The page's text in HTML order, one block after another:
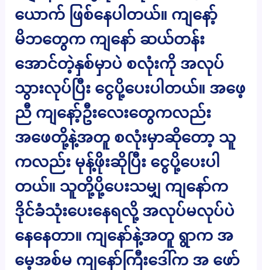
ယောက် ဖြစ်နေပါတယ်။ ကျနော့်
မိဘတွေက ကျနော် ဆယ်တန်း
အောင်တဲ့နှစ်မှာပဲ စလုံးကို အလုပ်
သွားလုပ်ပြီး ငွေပို့ပေးပါတယ်။ အဖေ့
ညီ ကျနော့်ဦးလေးတွေကလည်း
အဖေတို့နဲ့အတူ စလုံးမှာဆိုတော့ သူ
ကလည်း မုန့်ဖိုးဆိုပြီး ငွေပို့ပေးပါ
တယ်။ သူတို့ပို့ပေးသမျှ ကျနော်က
ဒိုင်ခံသုံးပေးနေရလို့ အလုပ်မလုပ်ပဲ
နေနေတာ။ ကျနော်နဲ့အတူ ရွာက အ
မေ့အစ်မ ကျနော်ကြီးဒေါ်က အ ဖော်